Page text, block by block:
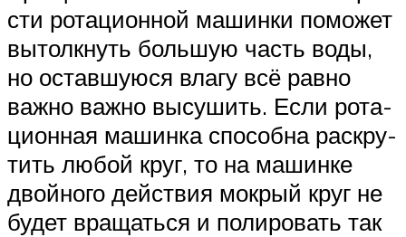
сти рота­ци­он­ной машин­ки помо­жет
вытолк­нуть боль­шую часть воды,
но остав­шу­ю­ся вла­гу всё рав­но
важ­но важ­но высу­шить. Если рота­
ци­он­ная машин­ка спо­соб­на рас­кру­
тить любой круг, то на машин­ке
двой­но­го дей­ствия мок­рый круг не
будет вра­щать­ся и поли­ро­вать так